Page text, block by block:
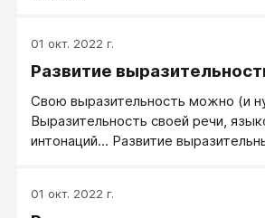
01 окт. 2022 г.
Развитие
Свою выразительность можно (и
Выразительность своей речи,
интонаций... Развитие
жестов. Смотри Развитие жестов,
01 окт. 2022 г.